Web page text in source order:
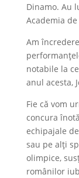
Dinamo. Au
Academia
Am
notabile la
anul acesta,
Fie că vom
concura
echipajale
sau pe alți
olimpice,
românilor